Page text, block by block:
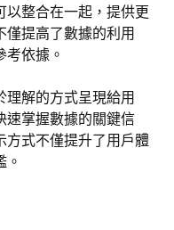
以整合在一起，提供更
提高了數據的利用
依據。
解的方式呈現給用
速掌握數據的關鍵信
方式不僅提升了用戶體